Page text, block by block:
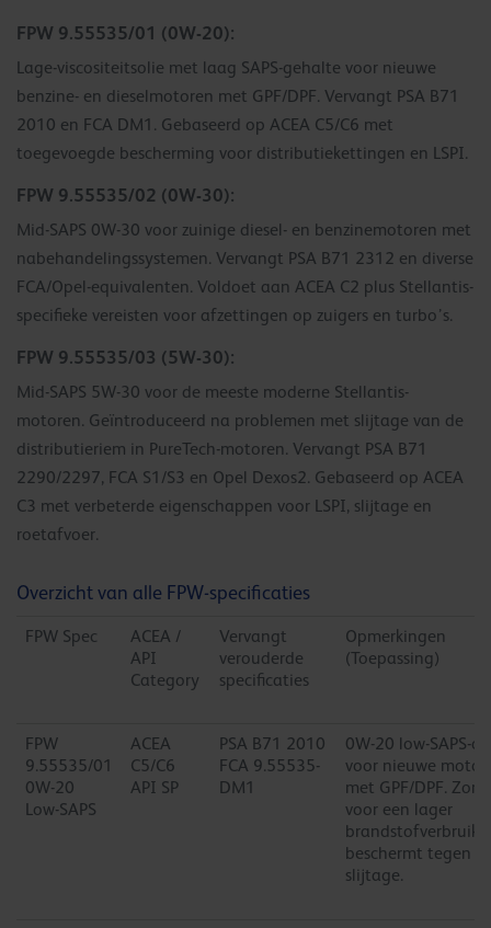
FPW 9.55535/01 (0W-20):
Lage-viscositeitsolie met laag SAPS-gehalte voor nieuwe
benzine- en dieselmotoren met GPF/DPF. Vervangt PSA B71
2010 en FCA DM1. Gebaseerd op ACEA C5/C6 met
toegevoegde bescherming voor distributiekettingen en LSPI.
FPW 9.55535/02 (0W-30):
Mid-SAPS 0W-30 voor zuinige diesel- en benzinemotoren met
nabehandelingssystemen. Vervangt PSA B71 2312 en diverse
FCA/Opel-equivalenten. Voldoet aan ACEA C2 plus Stellantis-
specifieke vereisten voor afzettingen op zuigers en turbo’s.
FPW 9.55535/03 (5W-30):
Mid-SAPS 5W-30 voor de meeste moderne Stellantis-
motoren. Geïntroduceerd na problemen met slijtage van de
distributieriem in PureTech-motoren. Vervangt PSA B71
2290/2297, FCA S1/S3 en Opel Dexos2. Gebaseerd op ACEA
C3 met verbeterde eigenschappen voor LSPI, slijtage en
roetafvoer.
Overzicht van alle FPW-specificaties
FPW Spec
ACEA /
API
Category
Vervangt
verouderde
specificaties
Opmerkingen
(Toepassing)
FPW
9.55535/01
0W-20
Low-SAPS
ACEA
C5/C6
API SP
PSA B71 2010
FCA 9.55535-
DM1
0W-20 low-SAPS-
voor nieuwe
met GPF/DPF.
voor een lager
brandstofverbruik
beschermt tegen
slijtage.